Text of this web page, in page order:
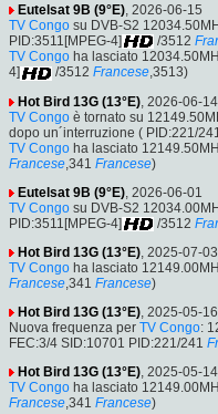
Eutelsat 9B (9°E), 2026-06-15
TV Congo su DVB-S2
PID:3511[MPEG-4]
/3512
TV Congo ha lasciato
4]
/3512 Francese,3513)
Hot Bird 13G (13°E) , 2026-06-14
TV Congo è tornato su
dopo un´interruzione ( PID:221/241
TV Congo ha lasciato
Francese ,341 Francese)
Eutelsat 9B (9°E) , 2026-06-01
TV Congo su DVB-S2
PID:3511[MPEG-4]
/3512
Hot Bird 13G (13°E), 2025-07-03
TV Congo ha lasciato
Francese,341 Francese)
Hot Bird 13G (13°E), 2025-05-16
Nuova frequenza per TV Congo:
FEC:3/4 SID:10701 PID:221/241
Hot Bird 13G (13°E), 2025-05-14
TV Congo ha lasciato
Francese,341 Francese)